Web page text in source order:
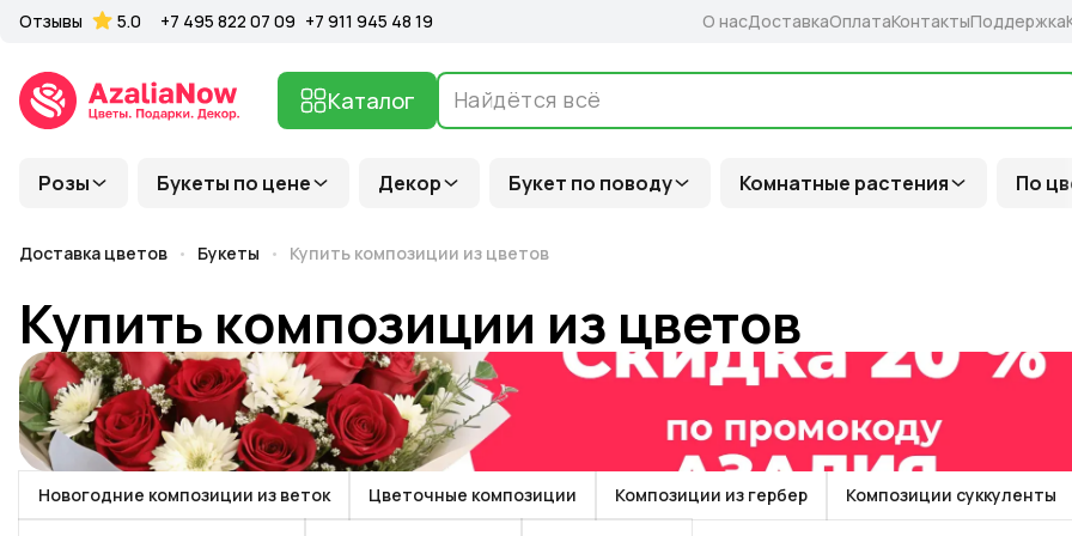
Розы Букеты по цене Декор Букет по поводу Комнатные растения По
Каталог
Отзывы 5.0 +7 495 822 07 09 +7 911 945 48 19 О насДоставкаОплатаКонтактыПоддержка
Доставка цветов Букеты Купить композиции из цветов
Купить композиции из цветов
Новогодние композиции из веток Цветочные композиции Композиции из гербер Композиции суккуленты